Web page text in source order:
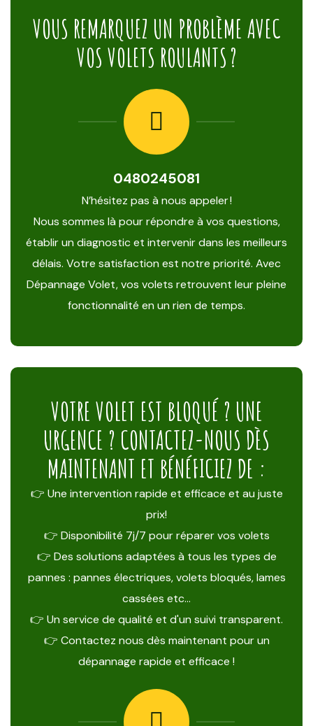
VOUS REMARQUEZ UN PROBLÈME AVEC
VOS VOLETS ROULANTS ?
0480245081
N’hésitez pas à nous appeler !
Nous sommes là pour répondre à vos questions,
établir un diagnostic et intervenir dans les meilleurs
délais. Votre satisfaction est notre priorité. Avec
Dépannage Volet, vos volets retrouvent leur pleine
fonctionnalité en un rien de temps.
VOTRE VOLET EST BLOQUÉ ? UNE
URGENCE ? CONTACTEZ-NOUS DÈS
MAINTENANT ET BÉNÉFICIEZ DE :
👉 Une intervention rapide et efficace et au juste
prix!
👉 Disponibilité 7j/7 pour réparer vos volets
👉 Des solutions adaptées à tous les types de
pannes : pannes électriques, volets bloqués, lames
cassées etc…
👉 Un service de qualité et d'un suivi transparent.
👉 Contactez nous dès maintenant pour un
dépannage rapide et efficace !